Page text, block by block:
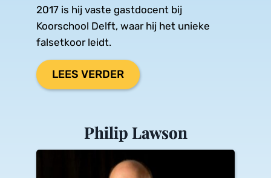
2017 is hij vaste gastdocent bij
Koorschool Delft, waar hij het unieke
falsetkoor leidt.
LEES VERDER
Philip Lawson